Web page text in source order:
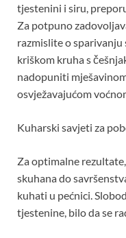
tjestenini i siru,
Za potpuno
razmislite o
kriškom kruha s
nadopuniti
osvježavajućom
Kuharski savjeti za
Za optimalne
skuhana do
kuhati u pećnici.
tjestenine, bilo da se